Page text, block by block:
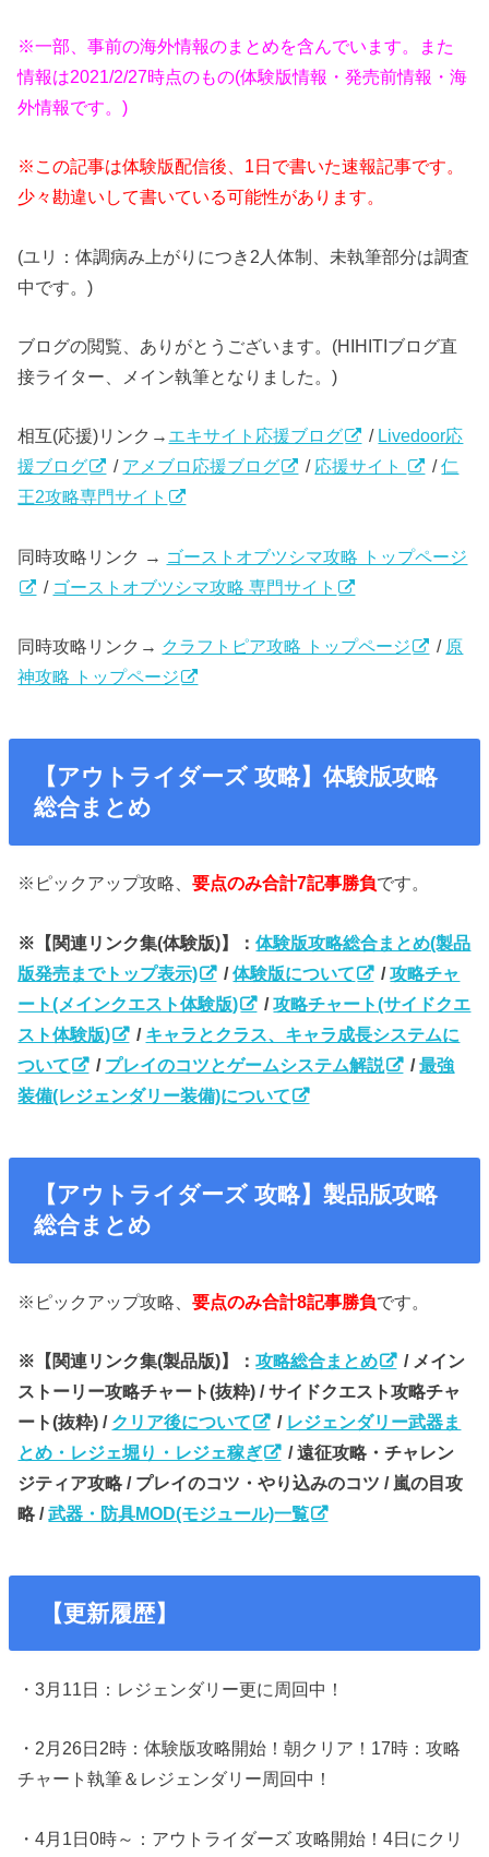
※一部、事前の海外情報のまとめを含んでいます。また
情報は2021/2/27時点のもの(体験版情報・発売前情報・海
外情報です。)
※この記事は体験版配信後、1日で書いた速報記事です。
少々勘違いして書いている可能性があります。
(ユリ：体調病み上がりにつき2人体制、未執筆部分は調査
中です。)
ブログの閲覧、ありがとうございます。(HIHITIブログ直
接ライター、メイン執筆となりました。)
相互(応援)リンク→ エキサイト応援ブログ / Livedoor応
援ブログ
/ アメブロ応援ブログ / 応援サイト /仁
王2攻略専門サイト
同時攻略リンク → ゴーストオブツシマ攻略 トップページ
/ ゴーストオブツシマ攻略 専門サイト
同時攻略リンク→ クラフトピア攻略 トップページ / 原
神攻略 トップページ
【アウトライダーズ 攻略】体験版攻略
総合まとめ
※ピックアップ攻略、要点のみ合計7記事勝負です。
※【関連リンク集(体験版)】：体験版攻略総合まとめ(製品
版発売までトップ表示)
/体験版について /攻略チャ
ート(メインクエスト体験版)
/攻略チャート(サイドクエ
スト体験版)
/ キャラとクラス、キャラ成長システムに
ついて
/ プレイのコツとゲームシステム解説 /最強
装備(レジェンダリー装備)について
【アウトライダーズ 攻略】製品版攻略
総合まとめ
※ピックアップ攻略、要点のみ合計8記事勝負です。
※【関連リンク集(製品版)】：攻略総合まとめ
/ メイン
ストーリー攻略チャート(抜粋) / サイドクエスト攻略チャ
ート(抜粋) / クリア後について / レジェンダリー武器ま
とめ・レジェ堀り・レジェ稼ぎ
/ 遠征攻略・チャレン
ジティア攻略 / プレイのコツ・やり込みのコツ / 嵐の目攻
略 /武器・防具MOD(モジュール)一覧
【更新履歴】
・3月11日：レジェンダリー更に周回中！
・2月26日2時：体験版攻略開始！朝クリア！17時：攻略
チャート執筆＆レジェンダリー周回中！
・4月1日0時～：アウトライダーズ 攻略開始！4日にクリ